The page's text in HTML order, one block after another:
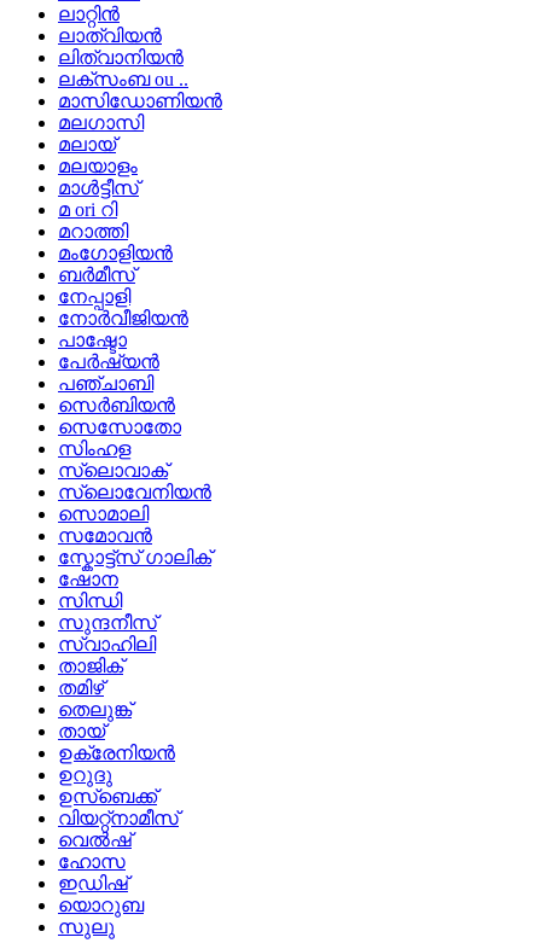
ലാറ്റിൻ
ലാത്വിയൻ
ലിത്വാനിയൻ
ലക്സംബ ou ..
മാസിഡോണിയൻ
മലഗാസി
മലായ്
മലയാളം
മാൾട്ടീസ്
മ ori റി
മറാത്തി
മംഗോളിയൻ
ബർമീസ്
നേപ്പാളി
നോർവീജിയൻ
പാഷ്ടോ
പേർഷ്യൻ
പഞ്ചാബി
സെർബിയൻ
സെസോതോ
സിംഹള
സ്ലൊവാക്
സ്ലൊവേനിയൻ
സൊമാലി
സമോവൻ
സ്കോട്ട്സ് ഗാലിക്
ഷോന
സിന്ധി
സുന്ദനീസ്
സ്വാഹിലി
താജിക്
തമിഴ്
തെലുങ്ക്
തായ്
ഉക്രേനിയൻ
ഉറുദു
ഉസ്ബെക്ക്
വിയറ്റ്നാമീസ്
വെൽഷ്
ഹോസ
ഇഡിഷ്
യൊറുബ
സുലു